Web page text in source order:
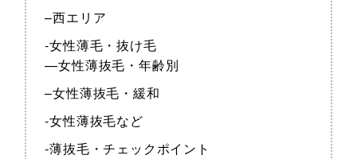
–西エリア
-女性薄毛・抜け毛
—女性薄抜毛・年齢別
–女性薄抜毛・緩和
-女性薄抜毛など
-薄抜毛・チェックポイント